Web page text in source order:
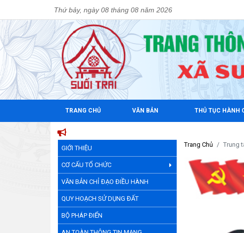
Thứ bảy, ngày 08 tháng 08 năm 2026
TRANG CHỦ VĂN BẢN THỦ TỤC HÀNH
GIỚI THIỆU
CƠ CẤU TỔ CHỨC
VĂN BẢN CHỈ ĐẠO ĐIỀU HÀNH
QUY HOẠCH SỬ DỤNG ĐẤT
BỘ PHÁP ĐIỂN
Trang Chủ Trung